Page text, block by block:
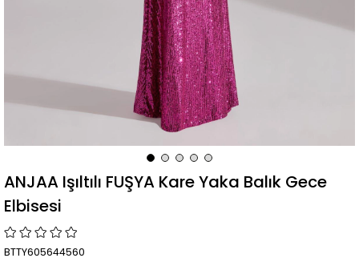
ANJAA Işıltılı FUŞYA Kare Yaka Balık Gece
Elbisesi
BTTY605644560